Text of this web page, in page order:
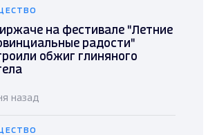
на фестивале "Летние
радости"
обжиг глиняного
назад